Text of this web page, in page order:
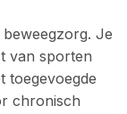
Je
van sporten
toegevoegde
chronisch